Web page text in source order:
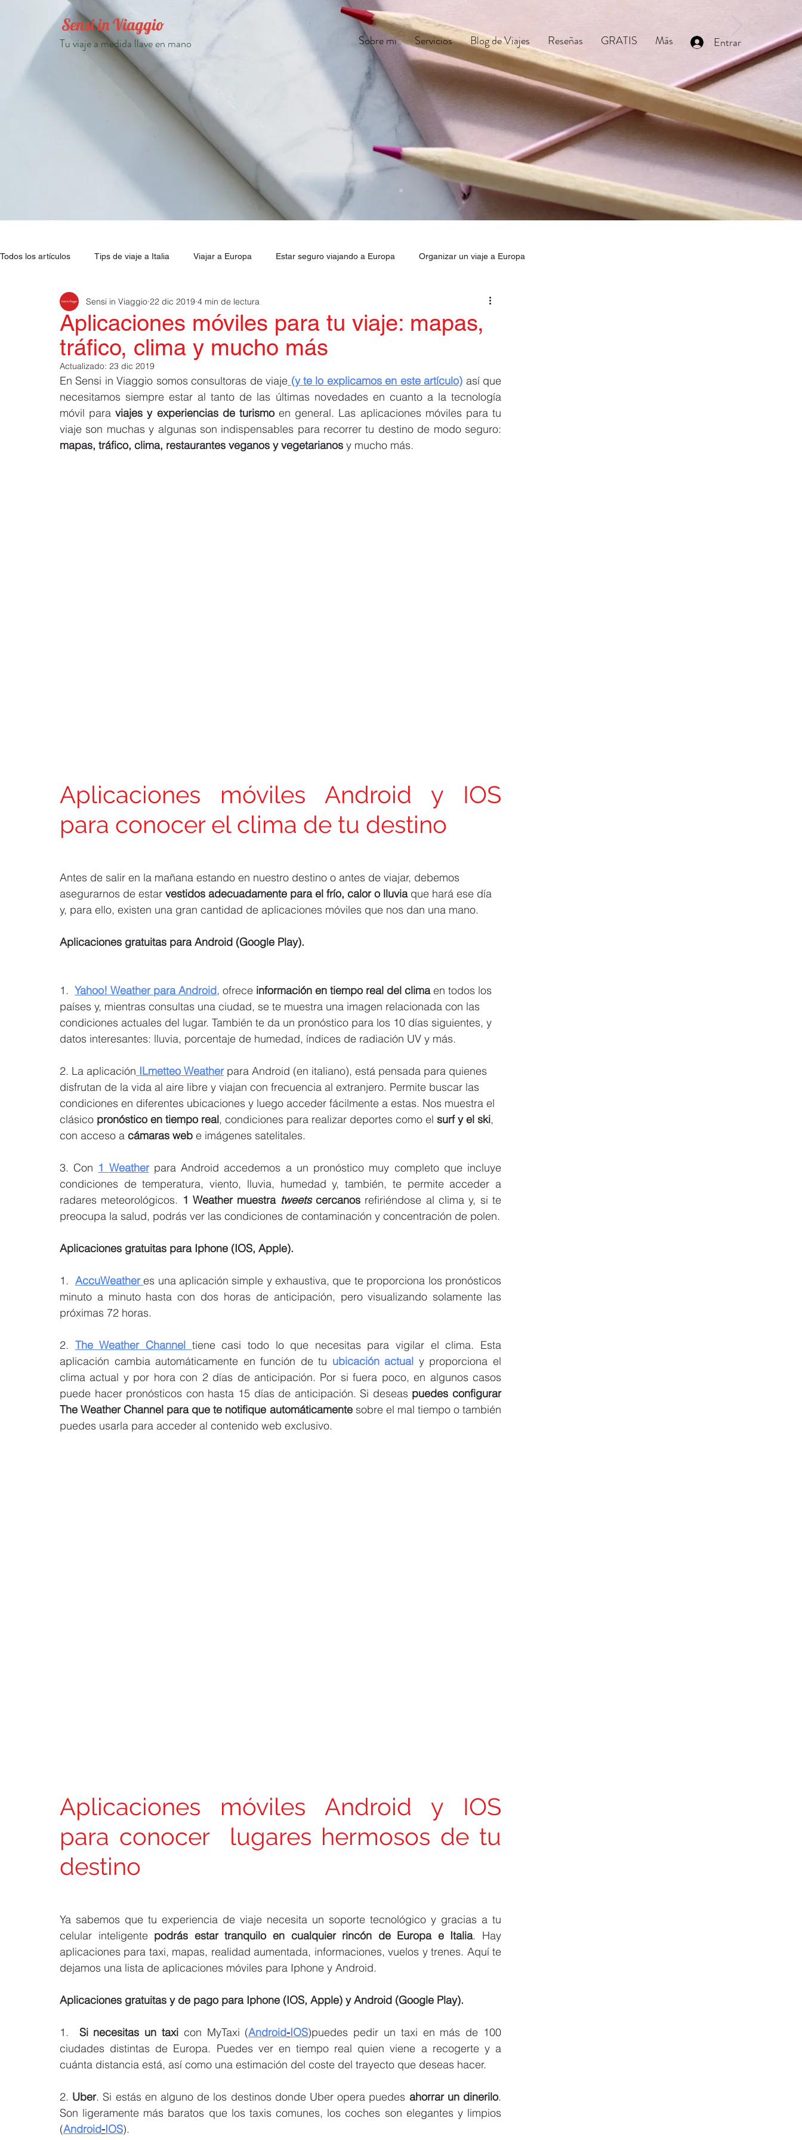
Sensi in Viaggio
Tu viaje a medida llave en mano Sobre mi Servicios Blog de Viajes Reseñas GRATIS Más Entrar
Todos los artículos Tips de viaje a Italia Viajar a Europa Estar seguro viajando a Europa Organizar un viaje a Europa
vocabulario italiano frases útiles italianas Cruceros en Europa rutas de sensaciones
Viajes y Turismo Francia España navidad 2019 y año nuevo
Turismo inclusivo Coronavirus Viajar a Italia desde USA Green Pass Europeo Viajar a Italia
Requisitos para viajar a Italia Requisitos para viajar a Europa 202 Ahorra en tu viaje a Italia
Aplicaciones móviles para tu viaje: mapas,
tráfico, clima y mucho más
Sensi in Viaggio 22 dic 2019 4 min de lectura
Actualizado: 23 dic 2019
En Sensi in Viaggio somos consultoras de viaje (y te lo explicamos en este artículo) así que
necesitamos siempre estar al tanto de las últimas novedades en cuanto a la tecnología
móvil para viajes y experiencias de turismo en general. Las aplicaciones móviles para tu
mapas, tráfico, clima, restaurantes veganos y vegetarianos y mucho más.
Aplicaciones móviles Android y IOS
para conocer el clima de tu destino
Antes de salir en la mañana estando en nuestro destino o antes de viajar, debemos
asegurarnos de estar vestidos adecuadamente para el frío, calor o lluvia que hará ese día
y, para ello, existen una gran cantidad de aplicaciones móviles que nos dan una mano.
Aplicaciones gratuitas para Android (Google Play).
1. Yahoo! Weather para Android, ofrece información en tiempo real del clima en todos los
países y, mientras consultas una ciudad, se te muestra una imagen relacionada con las
condiciones actuales del lugar. También te da un pronóstico para los 10 días siguientes, y
datos interesantes: lluvia, porcentaje de humedad, índices de radiación UV y más.
2. La aplicación ILmetteo Weather para Android (en italiano), está pensada para quienes
disfrutan de la vida al aire libre y viajan con frecuencia al extranjero. Permite buscar las
condiciones en diferentes ubicaciones y luego acceder fácilmente a estas. Nos muestra el
clásico pronóstico en tiempo real, condiciones para realizar deportes como el surf y el ski,
con acceso a cámaras web e imágenes satelitales.
3. Con 1 Weather para Android accedemos a un pronóstico muy completo que incluye
condiciones de temperatura, viento, lluvia, humedad y, también, te permite acceder a
radares meteorológicos. 1 Weather muestra tweets cercanos refiriéndose al clima y, si te
preocupa la salud, podrás ver las condiciones de contaminación y concentración de polen.
Aplicaciones gratuitas para Iphone (IOS, Apple).
1. AccuWeather es una aplicación simple y exhaustiva, que te proporciona los pronósticos
minuto a minuto hasta con dos horas de anticipación, pero visualizando solamente las
próximas 72 horas.
2. The Weather Channel tiene casi todo lo que necesitas para vigilar el clima. Esta
aplicación cambia automáticamente en función de tu ubicación actual y proporciona el
clima actual y por hora con 2 días de anticipación. Por si fuera poco, en algunos casos
puede hacer pronósticos con hasta 15 días de anticipación. Si deseas puedes configurar
The Weather Channel para que te notifique automáticamente sobre el mal tiempo o también
puedes usarla para acceder al contenido web exclusivo.
Aplicaciones móviles Android y IOS
para conocer  lugares hermosos de tu
destino
Ya sabemos que tu experiencia de viaje necesita un soporte tecnológico y gracias a tu
celular inteligente podrás estar tranquilo en cualquier rincón de Europa e Italia. Hay
aplicaciones para taxi, mapas, realidad aumentada, informaciones, vuelos y trenes. Aquí te
dejamos una lista de aplicaciones móviles para Iphone y Android.
Aplicaciones gratuitas y de pago para Iphone (IOS, Apple) y Android (Google Play).
1. Si necesitas un taxi con MyTaxi (Android-IOS)puedes pedir un taxi en más de 100
ciudades distintas de Europa. Puedes ver en tiempo real quien viene a recogerte y a
cuánta distancia está, así como una estimación del coste del trayecto que deseas hacer.
2. Uber. Si estás en alguno de los destinos donde Uber opera puedes ahorrar un dinerilo.
Son ligeramente más baratos que los taxis comunes, los coches son elegantes y limpios
(Android-IOS).